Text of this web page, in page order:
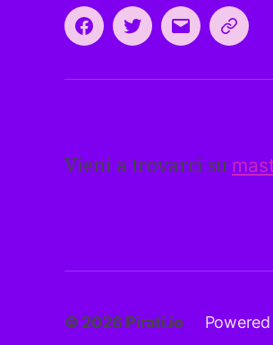
FacebookTwitterEmail CEEP
il
dei
Vieni a trovarci su
© 2026 Pirati.io